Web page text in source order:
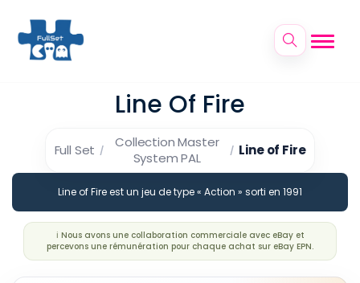
Line Of Fire
Full Set
Collection Master
System PAL
Line of Fire
Line of Fire est un jeu de type « Action » sorti en 1991
ℹ️ Nous avons une collaboration commerciale avec eBay et
percevons une rémunération pour chaque achat sur eBay EPN.